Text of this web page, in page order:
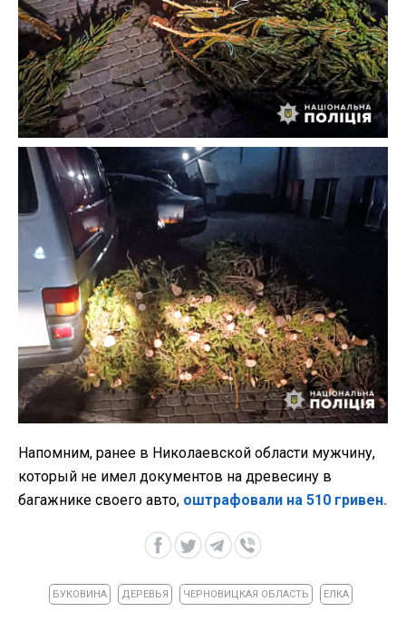
Напомним, ранее в Николаевской области мужчину,
который не имел документов на древесину в
багажнике своего авто, оштрафовали на 510 гривен.
БУКОВИНА ДЕРЕВЬЯ ЧЕРНОВИЦКАЯ ОБЛАСТЬ ЕЛКА